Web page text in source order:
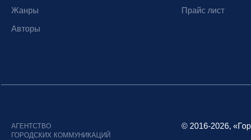
Жанры
Авторы
Прайс лист
АГЕНТСТВО
ГОРОДСКИХ КОММУНИКАЦИЙ
© 2016-2026,